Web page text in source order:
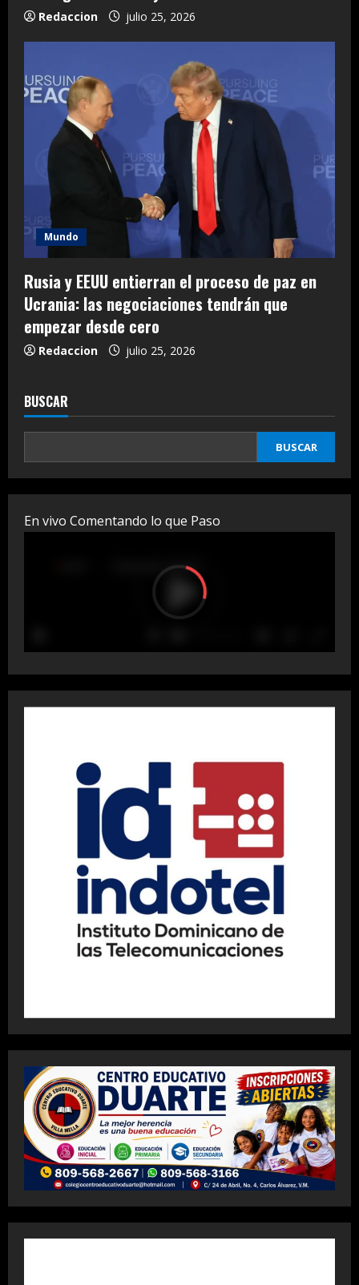
Redaccion julio 25, 2026
Mundo
Rusia y EEUU entierran el proceso de paz en
Ucrania: las negociaciones tendrán que
empezar desde cero
Redaccion julio 25, 2026
BUSCAR
BUSCAR
En vivo Comentando lo que Paso